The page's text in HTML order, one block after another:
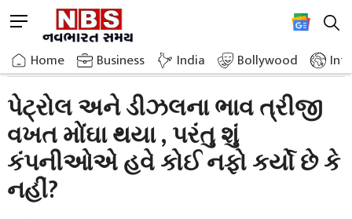
to
content
M
n
u
u
t
o
Home Business India Bollywood
Home»Breaking News»Petrol And Diesel Prices Have Become Expensive
પેટ્રોલ અને ડીઝલના ભાવ ત્રીજી
વખત મોંઘા થયા , પરંતુ શું
કંપનીઓએ હવે કોઈ નફો કર્યો છે કે
નહીં?